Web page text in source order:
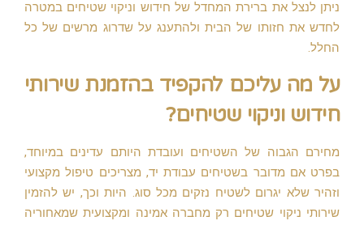
ניתן לנצל את ברירת המחדל של חידוש וניקוי שטיחים במטרה
לחדש את חזותו של הבית ולהתענג על שדרוג מרשים של כל
החלל.
על מה עליכם להקפיד בהזמנת שירותי
חידוש וניקוי שטיחים?
מחירם הגבוה של השטיחים ועובדת היותם עדינים במיוחד,
בפרט אם מדובר בשטיחים עבודת יד, מצריכים טיפול מקצועי
וזהיר שלא יגרום לשטיח נזקים מכל סוג. היות וכך, יש להזמין
שירותי ניקוי שטיחים רק מחברה אמינה ומקצועית שמאחוריה